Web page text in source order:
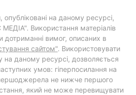
опубліковані на даному ресурсі,
Використання матеріалів
дотриманні вимог, описаних в
сайтом". Використовувати
на даному ресурсі, дозволяється
умов: гіперпосилання на
не нижче першого
який не може перевищувати